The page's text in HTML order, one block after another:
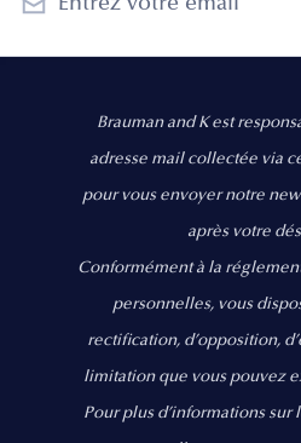
Brauman and K est
adresse mail collectée via
pour vous envoyer notre
après votre
Conformément à la
personnelles, vous
rectification, d’opposition,
limitation que vous pouvez
Pour plus d’informations